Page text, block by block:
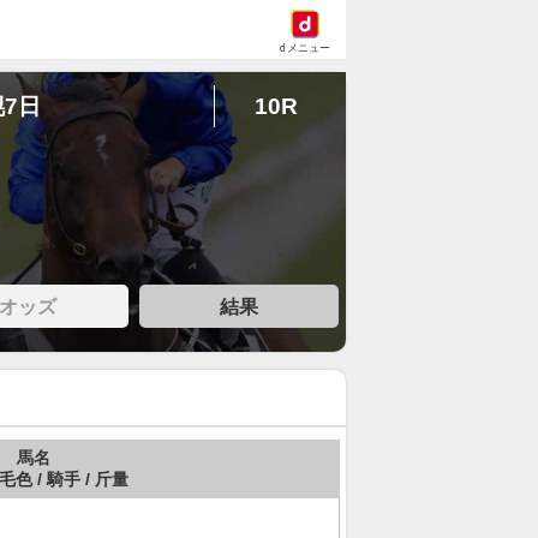
dメニュー
日 10R
オッズ 結果
馬名
色 / 騎手 / 斤量